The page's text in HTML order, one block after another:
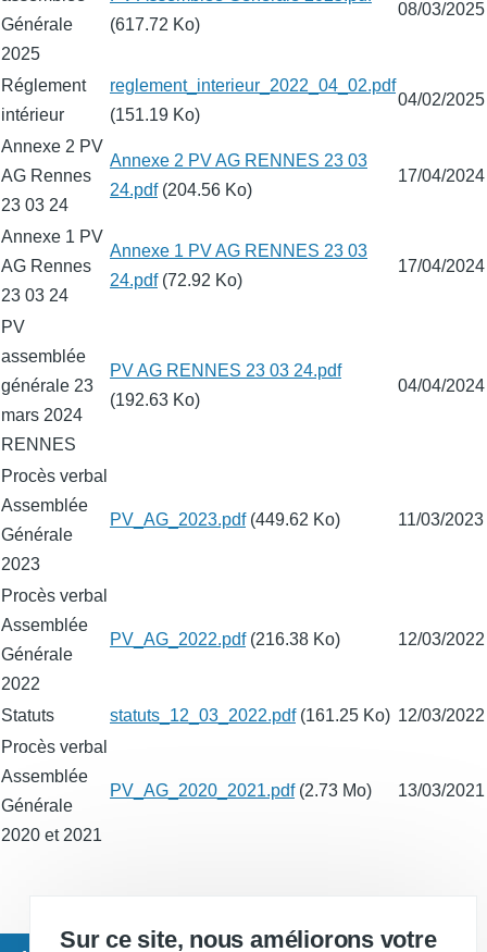
Générale
2025
(617.72 Ko)
08/03/2025
Réglement
intérieur
Fichier
reglement_interieur_2022_04_02.pdf
(151.19 Ko)
04/02/2025
Annexe 2 PV
AG Rennes
23 03 24
Fichier
Annexe 2 PV AG RENNES 23 03
24.pdf (204.56 Ko)
17/04/2024
Annexe 1 PV
AG Rennes
23 03 24
Fichier
Annexe 1 PV AG RENNES 23 03
24.pdf (72.92 Ko)
17/04/2024
PV
assemblée
générale 23
mars 2024
RENNES
Fichier
PV AG RENNES 23 03 24.pdf
(192.63 Ko)
04/04/2024
Procès verbal
Assemblée
Générale
2023
Fichier
PV_AG_2023.pdf (449.62 Ko) 11/03/2023
Procès verbal
Assemblée
Générale
2022
Fichier
PV_AG_2022.pdf (216.38 Ko) 12/03/2022
Statuts Fichier
statuts_12_03_2022.pdf (161.25 Ko) 12/03/2022
Procès verbal
Assemblée
Générale
2020 et 2021
Fichier
PV_AG_2020_2021.pdf (2.73 Mo) 13/03/2021
Sur ce site, nous améliorons votre